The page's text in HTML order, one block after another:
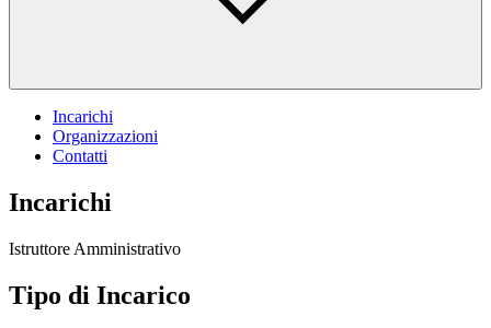
Incarichi
Organizzazioni
Contatti
Incarichi
Istruttore Amministrativo
Tipo di Incarico